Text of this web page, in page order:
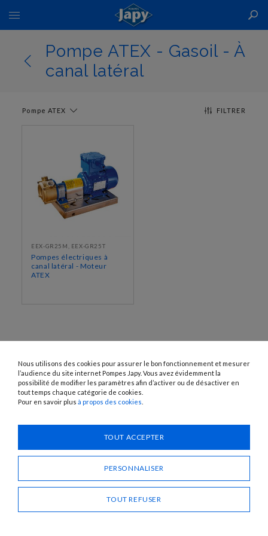
Basculer
la
navigationPompe ATEX - Gasoil - À
canal latéral
FILTRER
Pompe ATEX
EEX-GR25M, EEX-GR25T
Pompes électriques à
canal latéral - Moteur
ATEX
1120 Avenue OEHMICHEN - CS80015 - FR-25460 ÉTUPES
Pompes Japy
Nous utilisons des cookies pour assurer le bon fonctionnement et mesurer
l’audience du site internet Pompes Japy. Vous avez évidemment la
possibilité de modifier les paramètres afin d’activer ou de désactiver en
tout temps chaque catégorie de cookies.
Pour en savoir plus à propos des cookies
TOUT ACCEPTER
PERSONNALISER
TOUT REFUSER